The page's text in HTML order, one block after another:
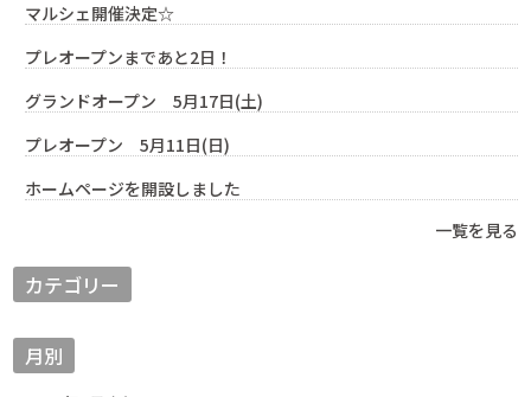
マルシェ開催決定☆
プレオープンまであと2日！
グランドオープン 5月17日(土)
プレオープン 5月11日(日)
ホームページを開設しました
一覧を見る
カテゴリー
月別